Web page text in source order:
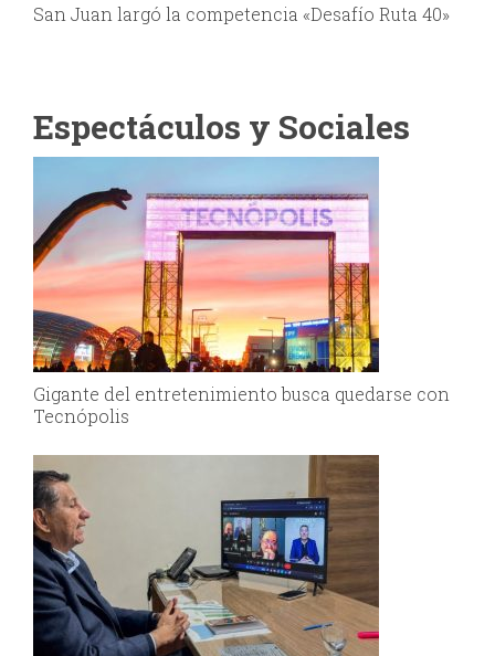
San Juan largó la competencia «Desafío Ruta 40»
Espectáculos y Sociales
Gigante del entretenimiento busca quedarse con
Tecnópolis